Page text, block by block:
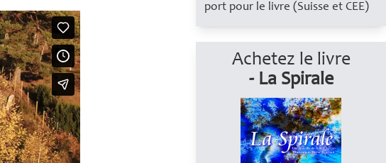
port pour le livre (Suisse et CEE)
Achetez le livre
- La Spirale